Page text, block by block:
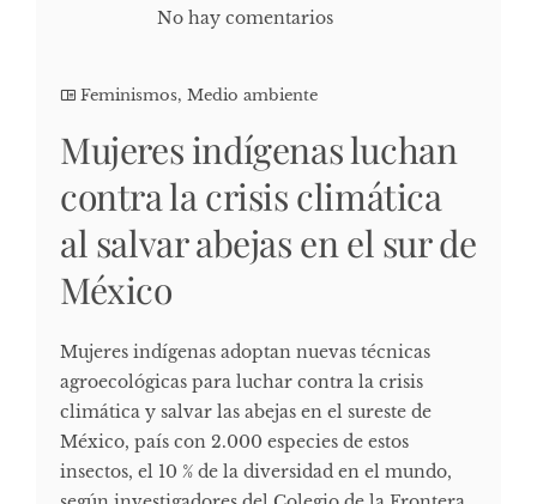
No hay comentarios
Feminismos, Medio ambiente
Mujeres indígenas luchan
contra la crisis climática
al salvar abejas en el sur de
México
Mujeres indígenas adoptan nuevas técnicas
agroecológicas para luchar contra la crisis
climática y salvar las abejas en el sureste de
México, país con 2.000 especies de estos
insectos, el 10 % de la diversidad en el mundo,